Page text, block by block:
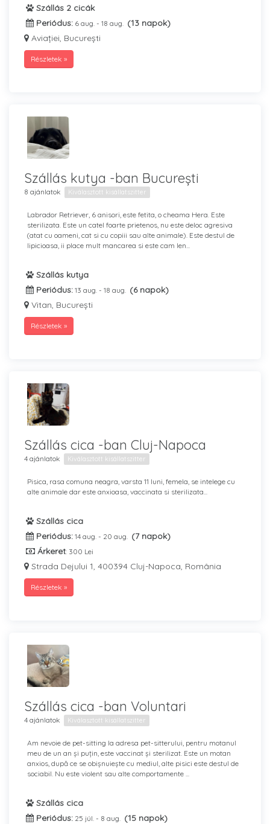
Szállás 2 cicák
Periódus: 6 aug. - 18 aug. (13 napok)
Aviației, București
Részletek »
Szállás kutya -ban București
8 ajánlatok Kiválasztott kisállatszitter
Labrador Retriever, 6 anisori, este fetita, o cheama Hera. Este
sterilizata. Este un catel foarte prietenos, nu este deloc agresiva
(atat cu oameni, cat si cu copiii sau alte animale). Este destul de
lipicioasa, ii place mult mancarea si este cam len...
Szállás kutya
Periódus: 13 aug. - 18 aug. (6 napok)
Vitan, București
Részletek »
Szállás cica -ban Cluj-Napoca
4 ajánlatok Kiválasztott kisállatszitter
Pisica, rasa comuna neagra, varsta 11 luni, femela, se intelege cu
alte animale dar este anxioasa, vaccinata si sterilizata...
Szállás cica
Periódus: 14 aug. - 20 aug. (7 napok)
Árkeret: 300 Lei
Strada Dejului 1, 400394 Cluj-Napoca, România
Részletek »
Szállás cica -ban Voluntari
4 ajánlatok Kiválasztott kisállatszitter
Am nevoie de pet-sitting la adresa pet-sitterului, pentru motanul
meu de un an și puțin, este vaccinat și sterilizat. Este un motan
anxios, după ce se obișnuiește cu mediul, alte pisici este destul de
sociabil. Nu este violent sau alte comportamente ...
Szállás cica
Periódus: 25 júl. - 8 aug. (15 napok)